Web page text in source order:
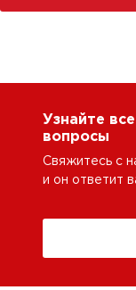
Узнайте
вопросы
Свяжитесь с
и он ответит